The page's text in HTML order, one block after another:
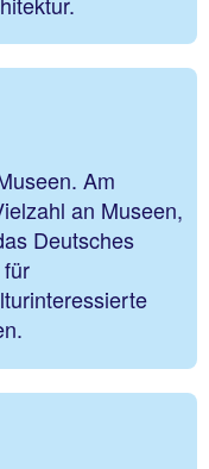
Am
an Museen,
Deutsches